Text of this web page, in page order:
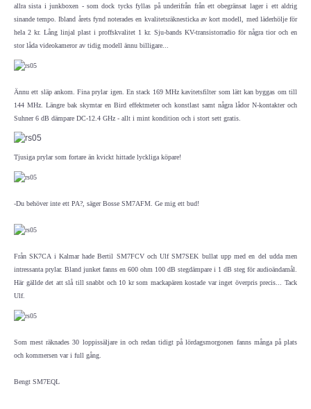
Inspelningar
Bildarkiv SM4XL
Medlemsansökan
OM ESR
Om ESR
Stadgar (pdf)
Målbild (pdf)
allra sista i junkboxen - som dock tycks fyllas på underifrån från ett obegränsat lager i ett aldrig
sinande tempo. Ibland årets fynd noterades en kvalitetsräknesticka av kort modell, med läderhölje för
hela 2 kr. Lång linjal plast i proffskvalitet 1 kr. Sju-bands KV-transistorradio för några tior och en
stor låda videokameror av tidig modell ännu billigare...
Ännu ett släp ankom. Fina prylar igen. En stack 169 MHz kavitetsfilter som lätt kan byggas om till
144 MHz. Längre bak skymtar en Bird effektmeter och konstlast samt några lådor N-kontakter och
Suhner 6 dB dämpare DC-12.4 GHz - allt i mint kondition och i stort sett gratis.
Tjusiga prylar som fortare än kvickt hittade lyckliga köpare!
-Du behöver inte ett PA?, säger Bosse SM7AFM. Ge mig ett bud!
Från SK7CA i Kalmar hade Bertil SM7FCV och Ulf SM7SEK bullat upp med en del udda men
intressanta prylar. Bland junket fanns en 600 ohm 100 dB stegdämpare i 1 dB steg för audioändamål.
Här gällde det att slå till snabbt och 10 kr som mackapären kostade var inget överpris precis... Tack
Ulf.
Som mest räknades 30 loppissäljare in och redan tidigt på lördagsmorgonen fanns många på plats
och kommersen var i full gång.
Bengt SM7EQL